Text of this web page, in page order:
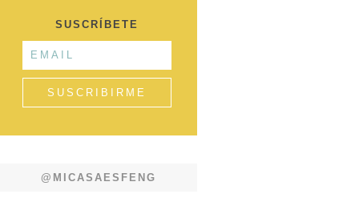
SUSCRÍBETE
@MICASAESFENG